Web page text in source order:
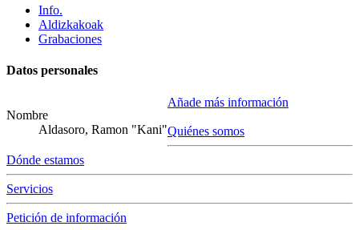
Info.
Aldizkakoak
Grabaciones
Datos personales
Nombre
Aldasoro, Ramon "Kani"
Añade más información
Quiénes somos
Dónde estamos
Servicios
Petición de información